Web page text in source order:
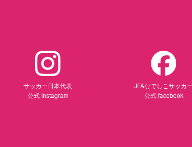
サッカー日本代表
公式 Instagram
JFAなでしこサッカー
公式 facebook